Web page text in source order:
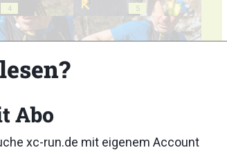
4 5
9 Abo
xc-run.de mit eigenem Account